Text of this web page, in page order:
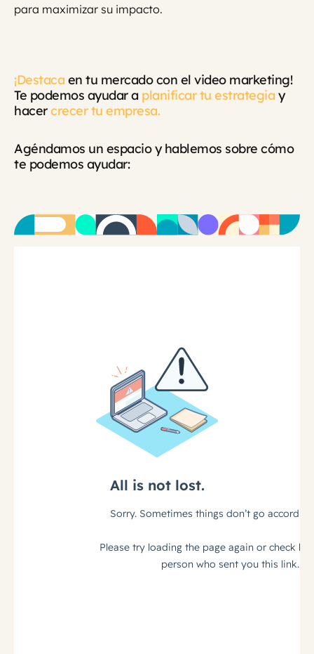
para maximizar su impacto.
¡Destaca en tu mercado con el video marketing!
Te podemos ayudar a planificar tu estrategia y
hacercrecer tu empresa.
Agéndamos un espacio y hablemos sobre cómo
te podemos ayudar: